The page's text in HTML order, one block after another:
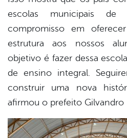
escolas municipais
compromisso em
estrutura aos nossos
objetivo é fazer dessa
de ensino integral.
construir uma nova
afirmou o prefeito Gilvandro